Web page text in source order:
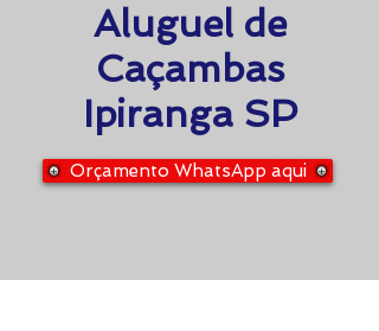
Aluguel de
Caçambas
Ipiranga SP
Orçamento WhatsApp aqui